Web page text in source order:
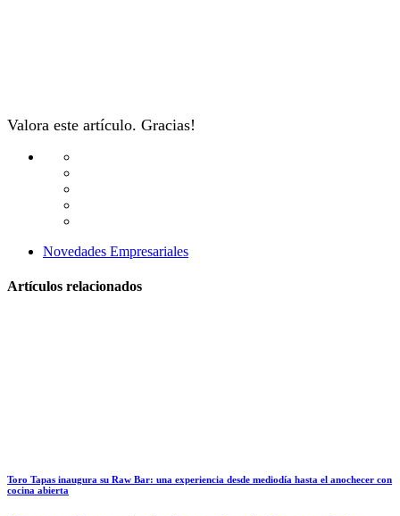
Valora este artículo. Gracias!
Novedades Empresariales
Artículos relacionados
Toro Tapas inaugura su Raw Bar: una experiencia desde mediodía hasta el anochecer con
cocina abierta